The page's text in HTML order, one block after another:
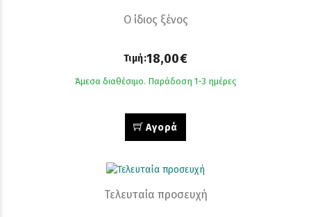
Ο ίδιος ξένος
Τιμή:18,00€
Άμεσα διαθέσιμο. Παράδοση 1-3 ημέρες
Αγορά
Τελευταία προσευχή